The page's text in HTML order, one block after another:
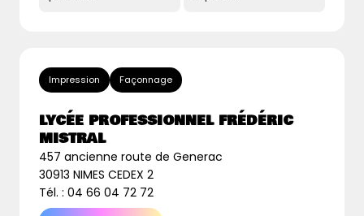
Impression Façonnage
LYCÉE PROFESSIONNEL FRÉDÉRIC
MISTRAL
457 ancienne route de Generac
30913 NIMES CEDEX 2
Tél. : 04 66 04 72 72